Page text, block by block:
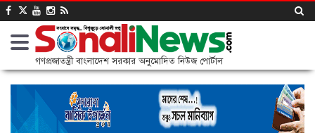
গণপ্রজাতন্ত্রী বাংলাদেশ সরকার অনুমোদিত নিউজ পোর্টাল